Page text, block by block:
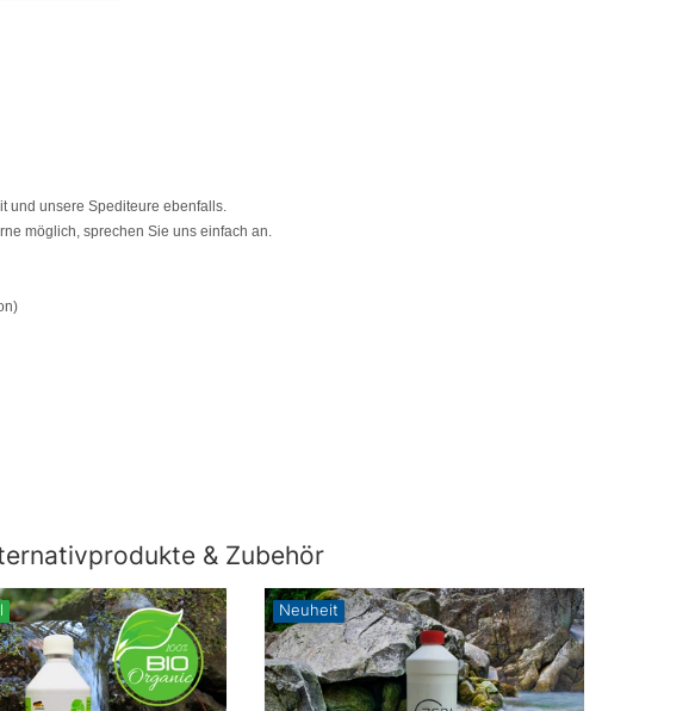
und unsere Spediteure ebenfalls.
möglich, sprechen Sie uns einfach an.
& Zubehör
Neuheit